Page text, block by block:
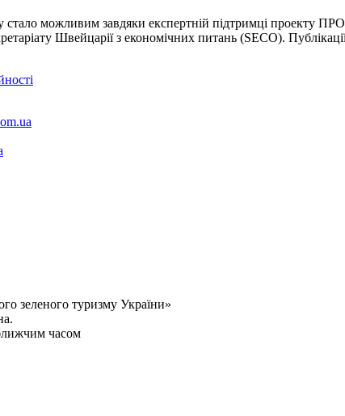
можливим завдяки експертній підтримці проекту
Швейцарії з економічних питань (SECO).
зеленого туризму України»
часом